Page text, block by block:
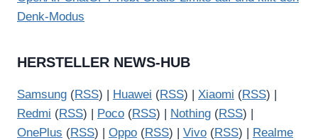
Denk-Modus
HERSTELLER NEWS-HUB
Samsung (RSS) | Huawei (RSS) | Xiaomi (RSS) |
Redmi (RSS) | Poco (RSS) | Nothing (RSS) |
OnePlus (RSS) | Oppo (RSS) | Vivo (RSS) |
Realme